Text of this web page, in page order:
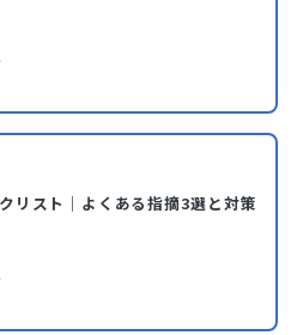
リスト｜よくある指摘3選と対策